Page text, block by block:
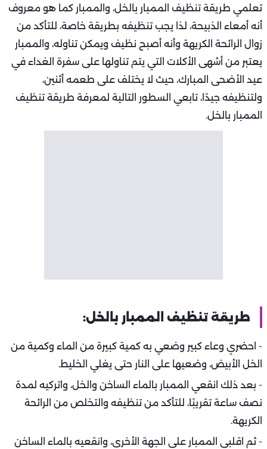
تعلمي طريقة تنظيف الممبار بالخل، والممبار كما هو معروف
أنه أمعاء الذبيحة، لذا يجب تنظيفه بطريقة خاصة، للتأكد من
زوال الرائحة الكريهة وأنه أصبح نظيف ويمكن تناوله، والممبار
يعتبر من أشهى الأكلات التي يتم تناولها على سفرة الغداء في
عيد الأضحى المبارك، حيث لا يختلف على طعمه أثنين،
ولتنظيفه جيدًا، تابعي السطور التالية لمعرفة طريقة تنظيف
الممبار بالخل.
طريقة تنظيف الممبار بالخل:
- احضري وعاء كبير وضعي به كمية كبيرة من الماء وكمية من
الخل الأبيض، وضعيها على النار حتى يغلي الخليط.
- بعد ذلك انقعي الممبار بالماء الساخن والخل، واتركيه لمدة
نصف ساعة تقريبًا، للتأكد من تنظيفه والتخلص من الرائحة
الكريهة.
- ثم اقلبي الممبار على الجهة الأخرى، وانقعيه بالماء الساخن